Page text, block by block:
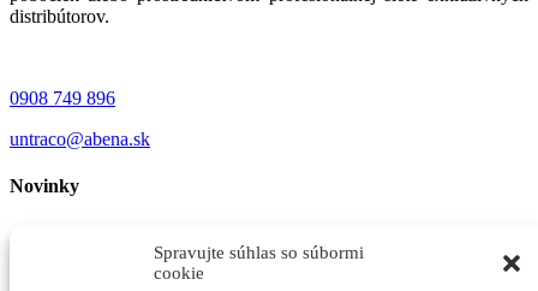
Spravujte súhlas so súbormi
cookie
distribútorov.
0908 749 896
untraco@abena.sk
Novinky
S veľkou radosťou si Vám dovoľujeme predstaviť